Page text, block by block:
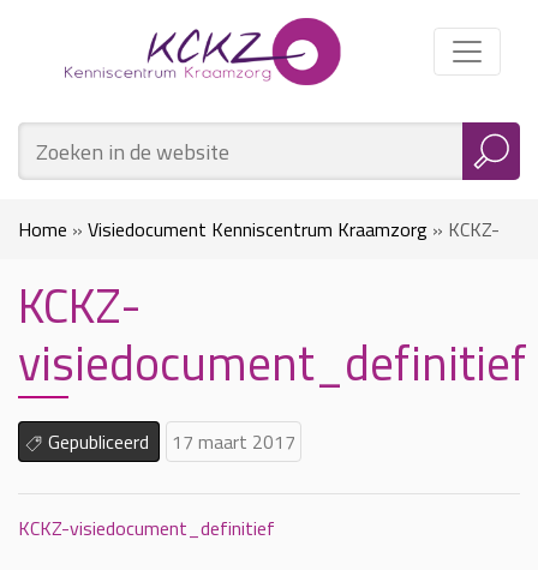
Home » Visiedocument Kenniscentrum Kraamzorg » KCKZ-
visiedocument_definitief
KCKZ-
visiedocument_definitief
Gepubliceerd 17 maart 2017
KCKZ-visiedocument_definitief